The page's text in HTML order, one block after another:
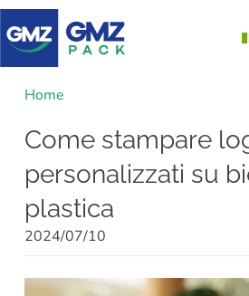
Home
Come stampare
personalizzati su
plastica
2024/07/10